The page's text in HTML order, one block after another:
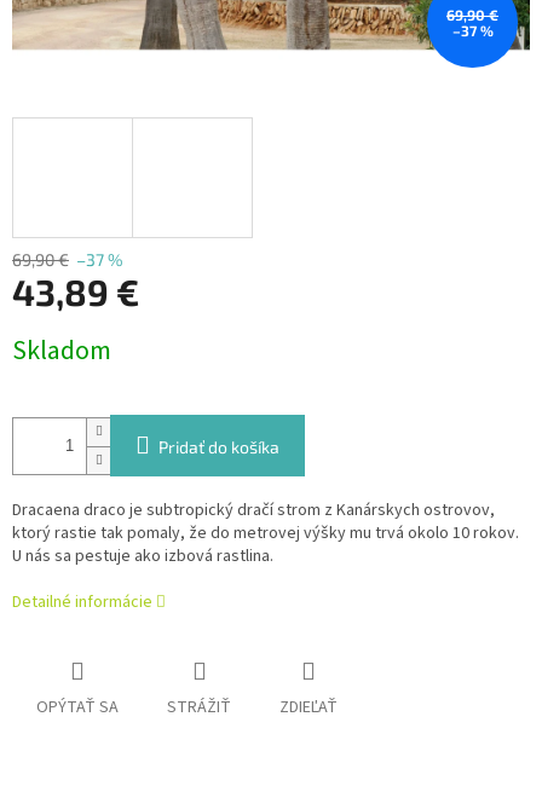
69,90 €
–37 %
69,90 € –37 %
43,89 €
cena:
Skladom
Pridať do košíka
Dracaena draco je subtropický dračí strom z Kanárskych ostrovov,
ktorý rastie tak pomaly, že do metrovej výšky mu trvá okolo 10 rokov.
U nás sa pestuje ako izbová rastlina.
Detailné informácie
OPÝTAŤ SA STRÁŽIŤ ZDIEĽAŤ